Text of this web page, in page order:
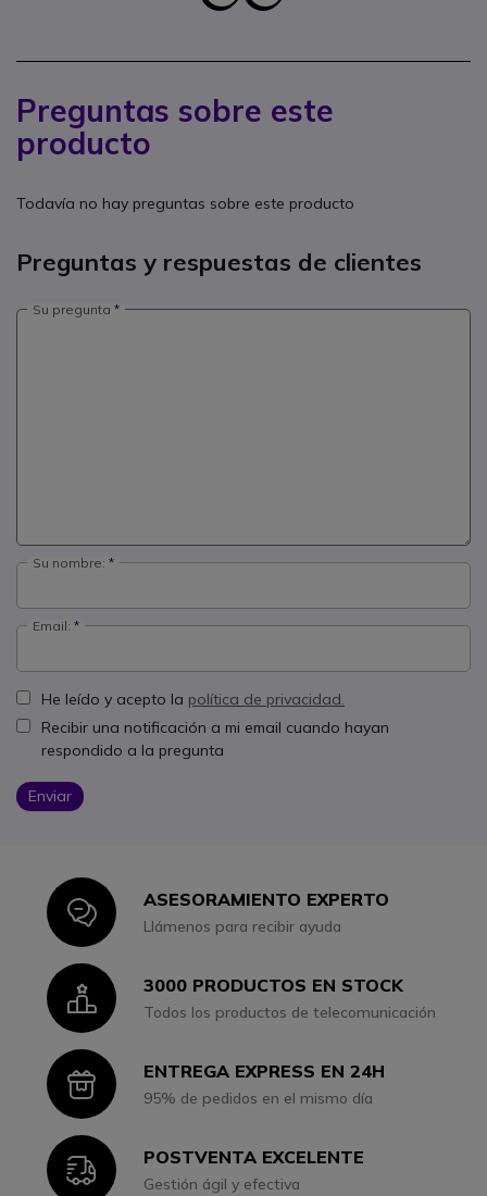
Preguntas sobre este
producto
Todavía no hay preguntas sobre este producto
Preguntas y respuestas de clientes
Su pregunta
Su nombre:
Email:
He leído y acepto la política de privacidad.
Recibir una notificación a mi email cuando hayan
respondido a la pregunta
Enviar
IconASESORAMIENTO EXPERTO
Llámenos para recibir ayuda
Icon3000 PRODUCTOS EN STOCK
Todos los productos de telecomunicación
IconENTREGA EXPRESS EN 24H
95% de pedidos en el mismo día
IconPOSTVENTA EXCELENTE
Gestión ágil y efectiva